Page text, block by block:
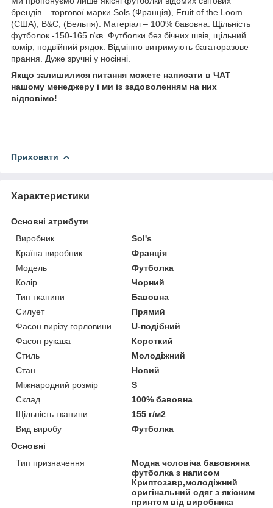
брендів – торгової марки Sols (Франція), Fruit of the Loom
(США), B&C; (Бельгія). Матеріал – 100% бавовна. Щільність
футболок -150-165 г/кв. Футболки без бічних швів, щільний
комір, подвійний рядок. Відмінно витримують багаторазове
прання. Дуже зручні у носінні.
Якщо залишилися питання можете написати в ЧАТ
нашому менеджеру і ми із задоволенням на них
відповімо!
Приховати
Характеристики
Основні атрибути
Виробник
Sol's
Країна виробник
Франція
Модель
Футболка
Колір
Чорний
Тип тканини
Бавовна
Силует
Прямий
Фасон вирізу горловини
U-подібний
Фасон рукава
Короткий
Стиль
Молодіжний
Стан
Новий
Міжнародний розмір
S
Склад
100% бавовна
Щільність тканини
155 г/м2
Вид виробу
Футболка
Основні
Тип призначення
Модна чоловіча бавовняна
футболка з написом
Криптозавр,молодіжний
оригінальний одяг з якісним
принтом від виробника